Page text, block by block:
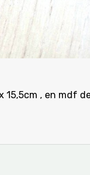
15,5cm , en mdf